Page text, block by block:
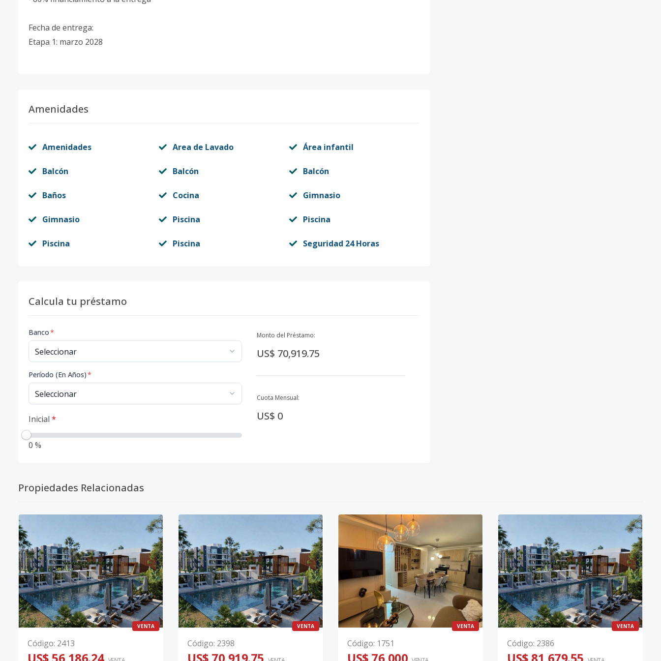
Fecha de entrega:
Etapa 1: marzo 2028
Amenidades
Amenidades Area de Lavado Área infantil
Balcón Balcón Balcón
Baños Cocina Gimnasio
Gimnasio Piscina Piscina
Piscina Piscina Seguridad 24 Horas
Calcula tu préstamo
Banco*
Período (En Años)*
Inicial *
0 %
Monto del Préstamo:
US$ 70,919.75
Cuota Mensual:
US$ 0
Propiedades Relacionadas
VENTA
Código: 2413
VENTA
Código: 2398
VENTA
Código: 1751
VENTA
Código: 2386